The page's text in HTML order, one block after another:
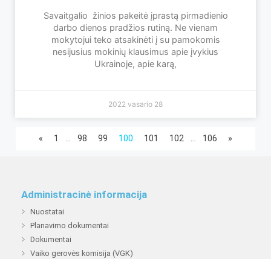
Savaitgalio žinios pakeitė įprastą pirmadienio
darbo dienos pradžios rutiną. Ne vienam
mokytojui teko atsakinėti į su pamokomis
nesijusius mokinių klausimus apie įvykius
Ukrainoje, apie karą,
2022 vasario 28
« 1 … 98 99 100 101 102 … 106 »
Administracinė informacija
Nuostatai
Planavimo dokumentai
Dokumentai
Vaiko gerovės komisija (VGK)